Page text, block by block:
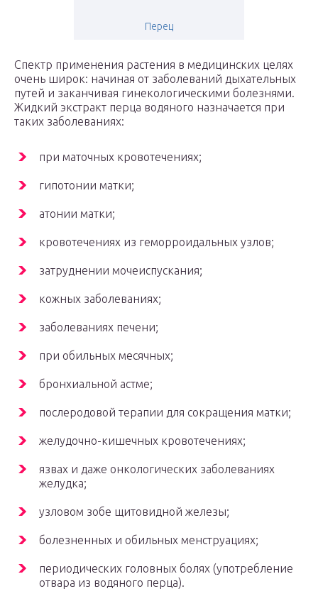
Перец
Спектр применения растения в медицинских целях
очень широк: начиная от заболеваний дыхательных
путей и заканчивая гинекологическими болезнями.
Жидкий экстракт перца водяного назначается при
таких заболеваниях:
при маточных кровотечениях;
гипотонии матки;
атонии матки;
кровотечениях из геморроидальных узлов;
затруднении мочеиспускания;
кожных заболеваниях;
заболеваниях печени;
при обильных месячных;
бронхиальной астме;
послеродовой терапии для сокращения матки;
желудочно-кишечных кровотечениях;
язвах и даже онкологических заболеваниях
желудка;
узловом зобе щитовидной железы;
болезненных и обильных менструациях;
периодических головных болях (употребление
отвара из водяного перца).